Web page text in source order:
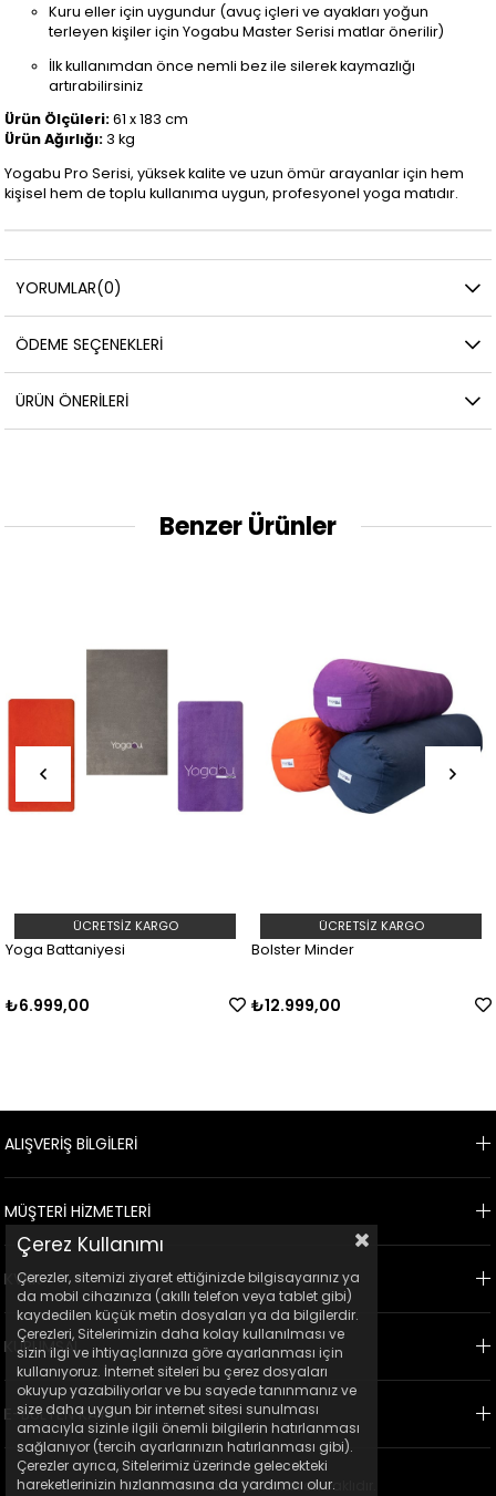
Kuru eller için uygundur (avuç içleri ve ayakları yoğun
terleyen kişiler için Yogabu Master Serisi matlar önerilir)
İlk kullanımdan önce nemli bez ile silerek kaymazlığı
artırabilirsiniz
Ürün Ölçüleri:61 x 183 cm
Ürün Ağırlığı: 3 kg
Yogabu Pro Serisi, yüksek kalite ve uzun ömür arayanlar için hem
kişisel hem de toplu kullanıma uygun, profesyonel yoga matıdır.
YORUMLAR(0)
ÖDEME SEÇENEKLERI
ÜRÜN ÖNERILERI
Benzer Ürünler
Yoga Battaniyesi
₺6.999,00
ÜCRETSIZ KARGO
Bolster Minder
₺12.999,00
ÜCRETSIZ KARGO
ALIŞVERİŞ BİLGİLERİ
MÜŞTERİ HİZMETLERİ
KVKK
KURUMSAL
E-BÜLTEN KAYIT
© 2023 Ticimax - Tüm hakları saklıdır.
Çerez Kullanımı
Çerezler, sitemizi ziyaret ettiğinizde bilgisayarınız ya
da mobil cihazınıza (akıllı telefon veya tablet gibi)
kaydedilen küçük metin dosyaları ya da bilgilerdir.
Çerezleri, Sitelerimizin daha kolay kullanılması ve
sizin ilgi ve ihtiyaçlarınıza göre ayarlanması için
kullanıyoruz. İnternet siteleri bu çerez dosyaları
okuyup yazabiliyorlar ve bu sayede tanınmanız ve
size daha uygun bir internet sitesi sunulması
amacıyla sizinle ilgili önemli bilgilerin hatırlanması
sağlanıyor (tercih ayarlarınızın hatırlanması gibi).
Çerezler ayrıca, Sitelerimiz üzerinde gelecekteki
hareketlerinizin hızlanmasına da yardımcı olur.